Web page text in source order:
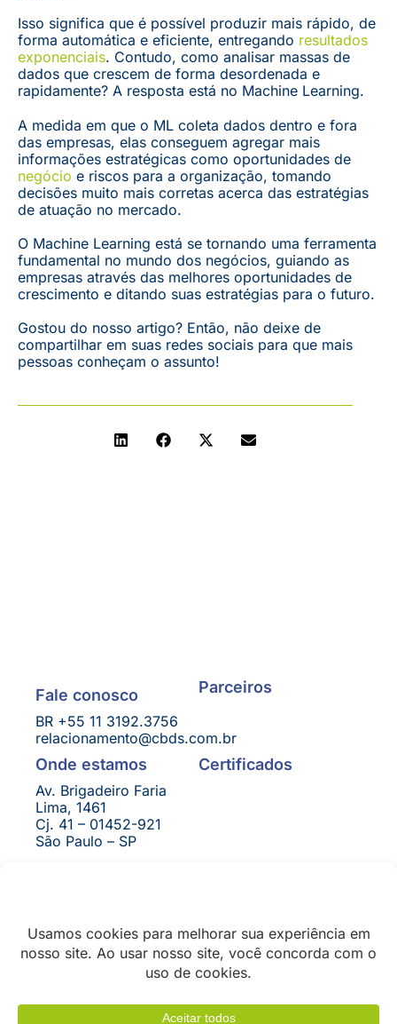
Isso significa que é possível produzir mais rápido, de
forma automática e eficiente, entregando resultados
exponenciais. Contudo, como analisar massas de
dados que crescem de forma desordenada e
rapidamente? A resposta está no Machine Learning.
A medida em que o ML coleta dados dentro e fora
das empresas, elas conseguem agregar mais
informações estratégicas como oportunidades de
negócio e riscos para a organização, tomando
decisões muito mais corretas acerca das estratégias
de atuação no mercado.
O Machine Learning está se tornando uma ferramenta
fundamental no mundo dos negócios, guiando as
empresas através das melhores oportunidades de
crescimento e ditando suas estratégias para o futuro.
Gostou do nosso artigo? Então, não deixe de
compartilhar em suas redes sociais para que mais
pessoas conheçam o assunto!
Fale conosco
BR +55 11 3192.3756
relacionamento@cbds.com.br
Onde estamos
Av. Brigadeiro Faria
Lima, 1461
Cj. 41 – 01452-921
São Paulo – SP
Parceiros
Certificados
os direitos reservados